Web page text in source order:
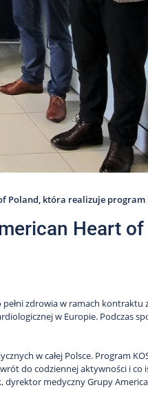
która realizuje program
Heart of
zdrowia w ramach kontraktu z
w Europie. Podczas
w całej Polsce. Program
do codziennej aktywności i co
dyrektor medyczny Grupy